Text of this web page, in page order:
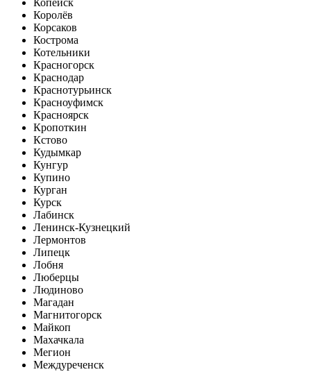
Королёв
Корсаков
Кострома
Котельники
Красногорск
Краснодар
Краснотурьинск
Красноуфимск
Красноярск
Кропоткин
Кстово
Кудымкар
Кунгур
Купино
Курган
Курск
Лабинск
Ленинск-Кузнецкий
Лермонтов
Липецк
Лобня
Люберцы
Людиново
Магадан
Магнитогорск
Майкоп
Махачкала
Мегион
Междуреченск